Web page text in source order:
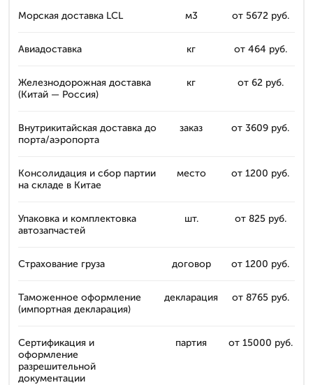
Морская доставка LCL м3 от 5672 руб.
Авиадоставка кг от 464 руб.
Железнодорожная доставка
(Китай — Россия)
кг от 62 руб.
Внутрикитайская доставка до
порта/аэропорта
заказ от 3609 руб.
Консолидация и сбор партии
на складе в Китае
место от 1200 руб.
Упаковка и комплектовка
автозапчастей
шт. от 825 руб.
Страхование груза договор от 1200 руб.
Таможенное оформление
(импортная декларация)
декларация от 8765 руб.
Сертификация и
оформление
разрешительной
документации
партия от 15000 руб.